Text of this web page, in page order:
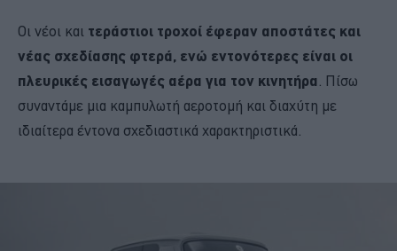
Οι νέοι και τεράστιοι τροχοί έφεραν αποστάτες και
νέας σχεδίασης φτερά, ενώ εντονότερες είναι οι
πλευρικές εισαγωγές αέρα για τον κινητήρα . Πίσω
συναντάμε μια καμπυλωτή αεροτομή και διαχύτη με
ιδιαίτερα έντονα σχεδιαστικά χαρακτηριστικά.